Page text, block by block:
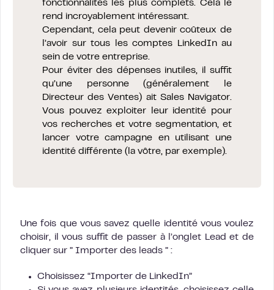
fonctionnalités les plus complets. Cela le
rend incroyablement intéressant.
Cependant, cela peut devenir coûteux de
l’avoir sur tous les comptes LinkedIn au
sein de votre entreprise.
Pour éviter des dépenses inutiles, il suffit
qu’une personne (généralement le
Directeur des Ventes) ait Sales Navigator.
Vous pouvez exploiter leur identité pour
vos recherches et votre segmentation, et
lancer votre campagne en utilisant une
identité différente (la vôtre, par exemple).
Une fois que vous savez quelle identité vous voulez
choisir, il vous suffit de passer à l’onglet Lead et de
cliquer sur ” Importer des leads ” :
Choisissez “Importer de LinkedIn”